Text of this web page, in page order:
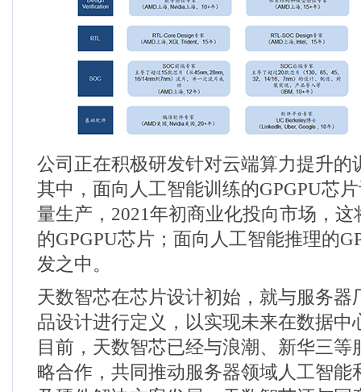
公司正在积极研发针对云端算力提升的
其中，面向人工智能训练的GPGPU芯
量生产， 2021 年初商业化投向市场，这
的GPGPU芯片；面向人工智能推理的
发之中。
天数智芯在芯片设计初始，就与服务器
品设计进行定义，以实现未来在数据中
目前，天数智芯已经与浪潮、新华三等
略合作，共同推动服务器领域人工智能